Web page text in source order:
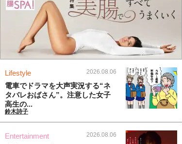
Lifestyle 2026.08.06
電車でドラマを大声実況する“ネ
タバレおばさん”。注意した女子
高生の...
鈴木詩子
Entertainment 2026.08.06